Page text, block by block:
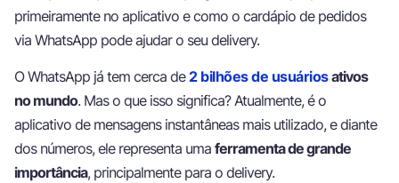
primeiramente no aplicativo e como o cardápio de pedidos
via WhatsApp pode ajudar o seu delivery.
O WhatsApp já tem cerca de2 bilhões de usuáriosativos
no mundo. Mas o que isso significa? Atualmente, é o
aplicativo de mensagens instantâneas mais utilizado, e diante
dos números, ele representa uma ferramenta de grande
importância, principalmente para o delivery.